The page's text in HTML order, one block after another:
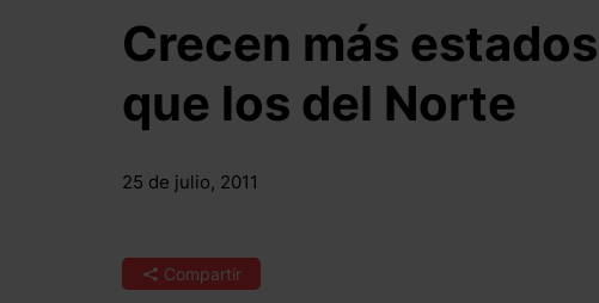
Crecen más
que los del Norte
25 de julio, 2011
Compartir